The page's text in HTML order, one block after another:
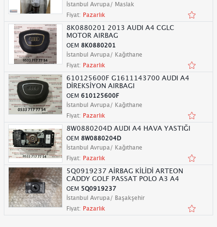
İstanbul Avrupa/ Maslak
Fiyat: Pazarlık
8K0880201 2013 AUDI A4 CGLC
MOTOR AIRBAG
OEM 8K0880201
İstanbul Avrupa/ Kağıthane
Fiyat: Pazarlık
610125600F G1611143700 AUDI A4
DİREKSİYON AIRBAGI
OEM 610125600F
İstanbul Avrupa/ Kağıthane
Fiyat: Pazarlık
8W0880204D AUDI A4 HAVA YASTIĞI
OEM 8W0880204D
İstanbul Avrupa/ Kağıthane
Fiyat: Pazarlık
5Q0919237 AİRBAG KİLİDİ ARTEON
CADDY GOLF PASSAT POLO A3 A4
OEM 5Q0919237
İstanbul Avrupa/ Başakşehir
Fiyat: Pazarlık